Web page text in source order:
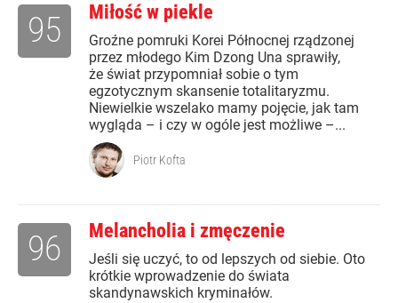
Miłość w piekle
Groźne pomruki Korei Północnej rządzonej
przez młodego Kim Dzong Una sprawiły,
że świat przypomniał sobie o tym
egzotycznym skansenie totalitaryzmu.
Niewielkie wszelako mamy pojęcie, jak tam
wygląda – i czy w ogóle jest możliwe –...
95
Piotr Kofta
Melancholia i zmęczenie
Jeśli się uczyć, to od lepszych od siebie. Oto
krótkie wprowadzenie do świata
skandynawskich kryminałów.
96